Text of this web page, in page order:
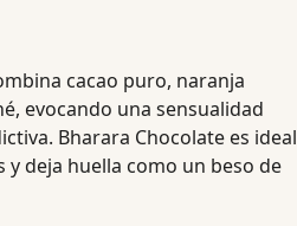
cacao puro, naranja
evocando una sensualidad
Bharara Chocolate es ideal
deja huella como un beso de